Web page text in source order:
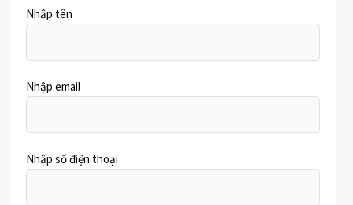
Nhập tên
Nhập email
Nhập số điện thoại